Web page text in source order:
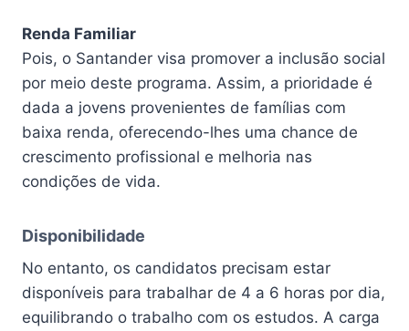
Renda Familiar
Pois, o Santander visa promover a inclusão social
por meio deste programa. Assim, a prioridade é
dada a jovens provenientes de famílias com
baixa renda, oferecendo-lhes uma chance de
crescimento profissional e melhoria nas
condições de vida.
Disponibilidade
No entanto, os candidatos precisam estar
disponíveis para trabalhar de 4 a 6 horas por dia,
equilibrando o trabalho com os estudos. A carga